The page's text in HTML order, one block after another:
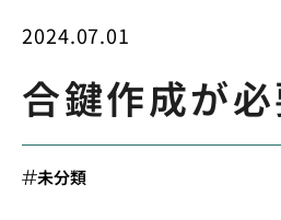
2024.07.01
合鍵作成が
未分類